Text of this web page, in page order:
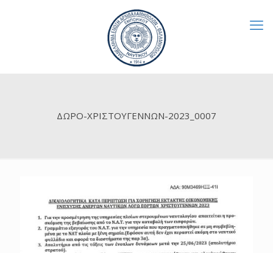
ΔΩΡΟ-ΧΡΙΣΤΟΥΓΕΝΝΩΝ-2023_0007